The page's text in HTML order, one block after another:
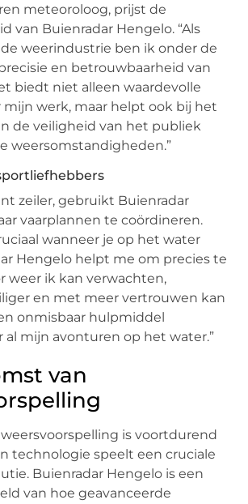
meteoroloog, prijst de
van Buienradar Hengelo. “Als
weerindustrie ben ik onder de
en betrouwbaarheid van
biedt niet alleen waardevolle
mijn werk, maar helpt ook bij het
de veiligheid van het publiek
weersomstandigheden.”
zeiler, gebruikt Buienradar
vaarplannen te coördineren.
wanneer je op het water
Hengelo helpt me om precies te
weer ik kan verwachten,
en met meer vertrouwen kan
onmisbaar hulpmiddel
al mijn avonturen op het water.”
van
is voortdurend
technologie speelt een cruciale
Buienradar Hengelo is een
van hoe geavanceerde